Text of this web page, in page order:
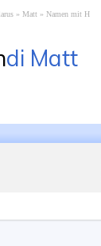
Matt Namen mit H
di Matt